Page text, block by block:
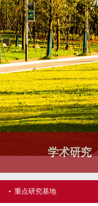
学术研究
· 重点研究基地